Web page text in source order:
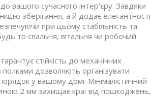
вашого сучасного інтер'єру. Завдяки
зберігання, а й додає елегантності
при цьому стабільність та
то спальня, вітальня чи робочий
стійкість до механічних
дозволяють організувати
у вашому домі. Мінімалістичний
2 мм захищає краї від пошкоджень,